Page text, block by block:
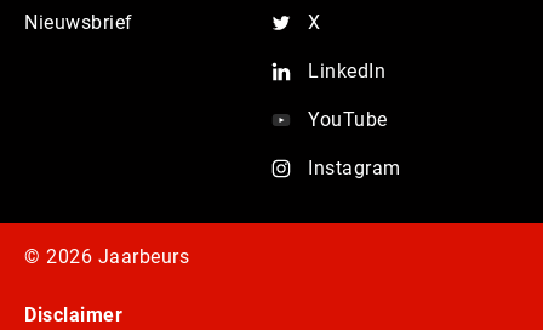
Nieuwsbrief X
LinkedIn
YouTube
Instagram
© 2026 Jaarbeurs
Disclaimer